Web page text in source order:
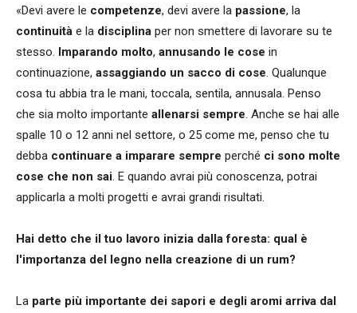
«Devi avere le competenze, devi avere la passione, la
continuità e la disciplina per non smettere di lavorare su te
stesso. Imparando molto, annusando le cose in
continuazione, assaggiando un sacco di cose. Qualunque
cosa tu abbia tra le mani, toccala, sentila, annusala. Penso
che sia molto importante allenarsi sempre. Anche se hai alle
spalle 10 o 12 anni nel settore, o 25 come me, penso che tu
debba continuare a imparare sempre perché ci sono molte
cose che non sai. E quando avrai più conoscenza, potrai
applicarla a molti progetti e avrai grandi risultati.
Hai detto che il tuo lavoro inizia dalla foresta: qual è
l'importanza del legno nella creazione di un rum?
La parte più importante dei sapori e degli aromi arriva dal